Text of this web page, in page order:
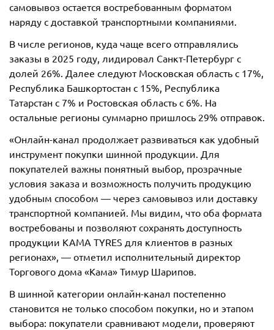
самовывоз остается востребованным форматом
наряду с доставкой транспортными компаниями.
В числе регионов, куда чаще всего отправлялись
заказы в 2025 году, лидировал Санкт-Петербург с
долей 26%. Далее следуют Московская область с 17%,
Республика Башкортостан с 15%, Республика
Татарстан с 7% и Ростовская область с 6%. На
остальные регионы суммарно пришлось 29% отправок.
«Онлайн-канал продолжает развиваться как удобный
инструмент покупки шинной продукции. Для
покупателей важны понятный выбор, прозрачные
условия заказа и возможность получить продукцию
удобным способом — через самовывоз или доставку
транспортной компанией. Мы видим, что оба формата
востребованы и позволяют сохранять доступность
продукции KAMA TYRES для клиентов в разных
регионах», — отметил исполнительный директор
Торгового дома «Кама» Тимур Шарипов.
В шинной категории онлайн-канал постепенно
становится не только способом покупки, но и этапом
выбора: покупатели сравнивают модели, проверяют